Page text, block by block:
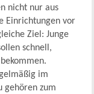
nicht nur aus
Einrichtungen vor
Ziel: Junge
schnell,
im
gehören zum